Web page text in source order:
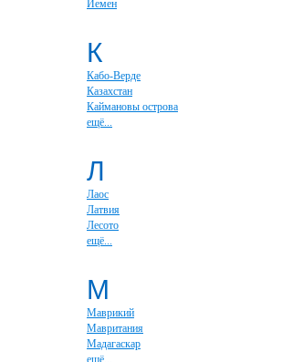
Йемен
К
Кабо-Верде
Казахстан
Каймановы острова
ещё...
Л
Лаос
Латвия
Лесото
ещё...
М
Маврикий
Мавритания
Мадагаскар
ещё...